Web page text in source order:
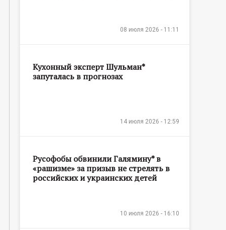
08 июля 2026 - 11:11
Кухонный эксперт Шульман*
запуталась в прогнозах
14 июля 2026 - 12:59
Русофобы обвинили Галямину* в
«рашизме» за призыв не стрелять в
российских и украинских детей
10 июля 2026 - 16:10